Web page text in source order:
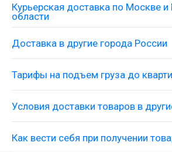
Курьерская доставка по Москве
области
Доставка в другие города России
Тарифы на подъем груза до
Условия доставки товаров в
Как вести себя при получении